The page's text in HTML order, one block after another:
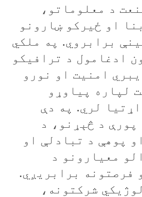
د معلوماتو،
او ځيرکو ښارونو
برابروي. په ملکي
ادغامول د ترافيکو
امنيت او نورو
لپاره پياوړو
لري. په دې
پورې د څېړنو، د
پوهې د تبادلې او
معيارونو د
فرصتونه برابريږي.
شرکتونه،